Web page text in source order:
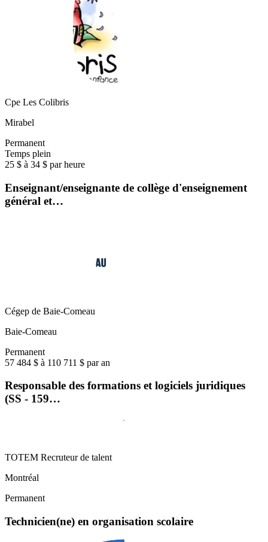
Cpe Les Colibris
Mirabel
Permanent
Temps plein
25 $ à 34 $ par heure
Enseignant/enseignante de collège d'enseignement
général et…
Cégep de Baie-Comeau
Baie-Comeau
Permanent
57 484 $ à 110 711 $ par an
Responsable des formations et logiciels juridiques
(SS - 159…
TOTEM Recruteur de talent
Montréal
Permanent
Technicien(ne) en organisation scolaire